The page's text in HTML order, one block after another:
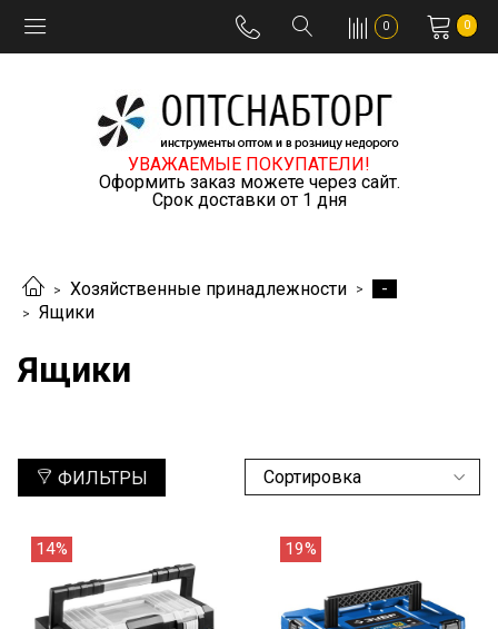
0 0
УВАЖАЕМЫЕ ПОКУПАТЕЛИ!
Оформить заказ можете через сайт.
Срок доставки от 1 дня
Хозяйственные принадлежности
-
Ящики
Ящики
ФИЛЬТРЫ
14% 19%